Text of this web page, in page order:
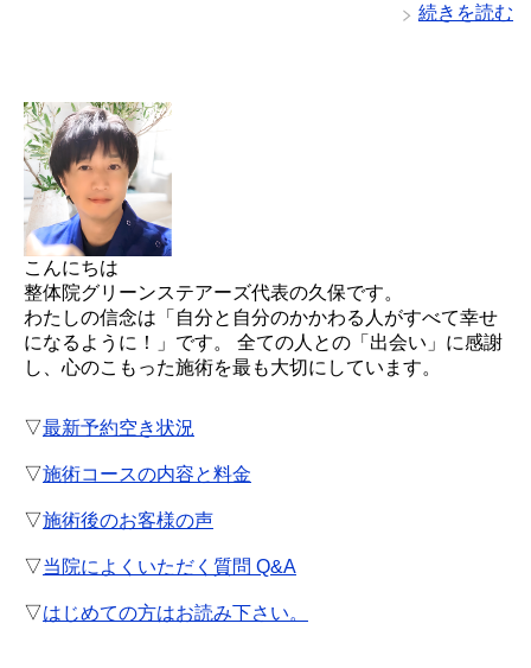
続きを読む
こんにちは
整体院グリーンステアーズ代表の久保です。
わたしの信念は「自分と自分のかかわる人がすべて幸せ
になるように！」です。 全ての人との「出会い」に感謝
し、心のこもった施術を最も大切にしています。
▽最新予約空き状況
▽施術コースの内容と料金
▽施術後のお客様の声
▽当院によくいただく質問 Q&A
▽はじめての方はお読み下さい。